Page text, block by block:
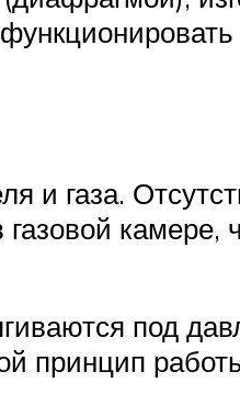
и газа.
камере,
под
принцип